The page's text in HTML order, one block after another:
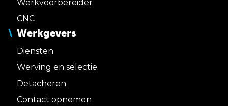
Werkvoorbereider
CNC
Werkgevers
Diensten
Werving en selectie
Detacheren
Contact opnemen